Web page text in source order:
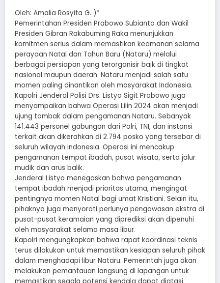
Oleh: Amalia Rosyita G. )*
Pemerintahan Presiden Prabowo Subianto dan Wakil
Presiden Gibran Rakabuming Raka menunjukkan
komitmen serius dalam memastikan keamanan selama
perayaan Natal dan Tahun Baru (Nataru) melalui
berbagai persiapan yang terorganisir baik di tingkat
nasional maupun daerah. Nataru menjadi salah satu
momen paling dinantikan oleh masyarakat Indonesia.
Kapolri Jenderal Polisi Drs. Listyo Sigit Prabowo juga
menyampaikan bahwa Operasi Lilin 2024 akan menjadi
ujung tombak dalam pengamanan Nataru. Sebanyak
141.443 personel gabungan dari Polri, TNI, dan instansi
terkait akan dikerahkan di 2.794 posko yang tersebar di
seluruh wilayah Indonesia. Operasi ini mencakup
pengamanan tempat ibadah, pusat wisata, serta jalur
mudik dan arus balik.
Jenderal Listyo menegaskan bahwa pengamanan
tempat ibadah menjadi prioritas utama, mengingat
pentingnya momen Natal bagi umat Kristiani. Selain itu,
pihaknya juga menyoroti perlunya pengawasan ekstra di
pusat-pusat keramaian yang diprediksi akan dipenuhi
oleh masyarakat selama masa libur.
Kapolri mengungkapkan bahwa rapat koordinasi teknis
terus dilakukan untuk memastikan kesiapan seluruh pihak
dalam menghadapi libur Nataru. Pemerintah juga akan
melakukan pemantauan langsung di lapangan untuk